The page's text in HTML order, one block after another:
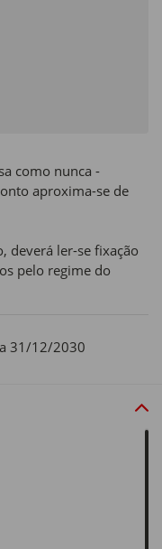
como nunca -
aproxima-se de
deverá ler-se fixação
pelo regime do
31/12/2030